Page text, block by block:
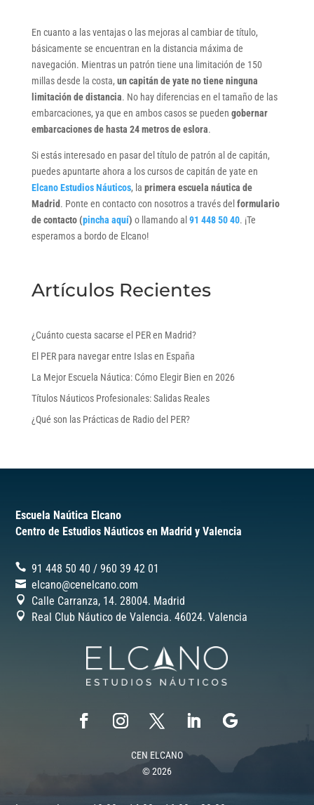
En cuanto a las ventajas o las mejoras al cambiar de título,
básicamente se encuentran en la distancia máxima de
navegación. Mientras un patrón tiene una limitación de 150
millas desde la costa, un capitán de yate no tiene ninguna
limitación de distancia. No hay diferencias en el tamaño de las
embarcaciones, ya que en ambos casos se pueden gobernar
embarcaciones de hasta 24 metros de eslora.
Si estás interesado en pasar del título de patrón al de capitán,
puedes apuntarte ahora a los cursos de capitán de yate en
Elcano Estudios Náuticos, la primera escuela náutica de
Madrid. Ponte en contacto con nosotros a través del formulario
de contacto (pincha aquí) o llamando al 91 448 50 40. ¡Te
esperamos a bordo de Elcano!
Artículos Recientes
¿Cuánto cuesta sacarse el PER en Madrid?
El PER para navegar entre Islas en España
La Mejor Escuela Náutica: Cómo Elegir Bien en 2026
Títulos Náuticos Profesionales: Salidas Reales
¿Qué son las Prácticas de Radio del PER?
Escuela Naútica Elcano
Centro de Estudios Náuticos en Madrid y Valencia
91 448 50 40 /‎960 39 42 01
elcano@cenelcano.com
Calle Carranza, 14. 28004. Madrid
Real Club Náutico de Valencia. 46024. Valencia
CEN ELCANO
© 2026